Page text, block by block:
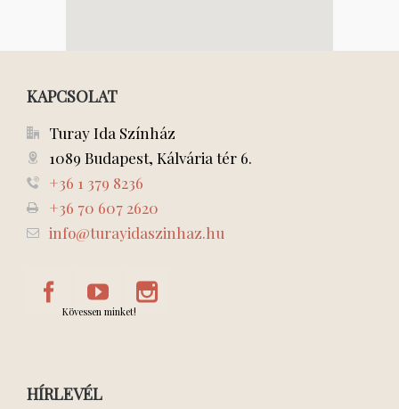
KAPCSOLAT
Turay Ida Színház
1089 Budapest, Kálvária tér 6.
+36 1 379 8236
+36 70 607 2620
info@turayidaszinhaz.hu
Kövessen minket!
HÍRLEVÉL